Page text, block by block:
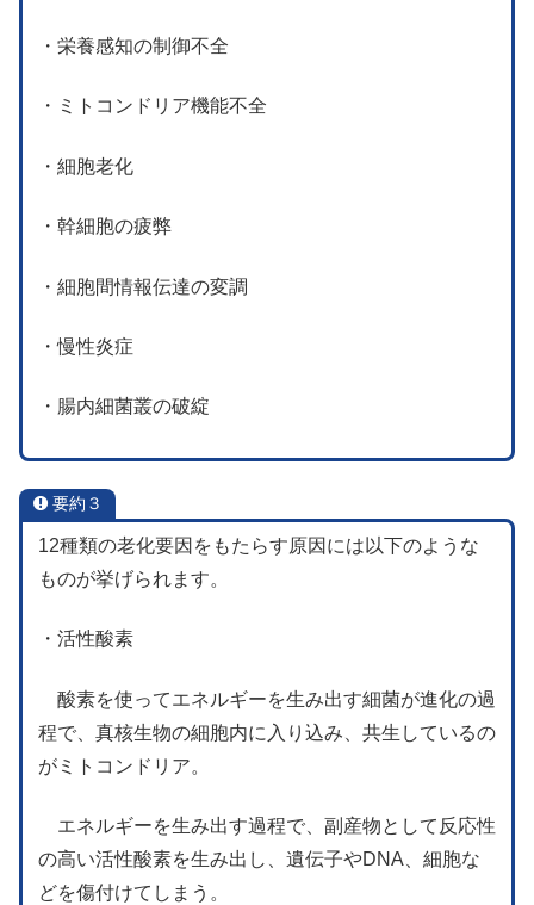
・栄養感知の制御不全
・ミトコンドリア機能不全
・細胞老化
・幹細胞の疲弊
・細胞間情報伝達の変調
・慢性炎症
・腸内細菌叢の破綻
要約３
12種類の老化要因をもたらす原因には以下のような
ものが挙げられます。
・活性酸素
酸素を使ってエネルギーを生み出す細菌が進化の過
程で、真核生物の細胞内に入り込み、共生しているの
がミトコンドリア。
エネルギーを生み出す過程で、副産物として反応性
の高い活性酸素を生み出し、遺伝子やDNA、細胞な
どを傷付けてしまう。